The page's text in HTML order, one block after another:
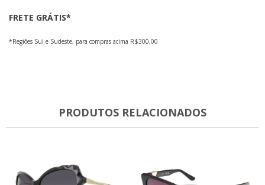
FRETE GRÁTIS*
*Regiões Sul e Sudeste, para compras acima R$300,00
PRODUTOS RELACIONADOS